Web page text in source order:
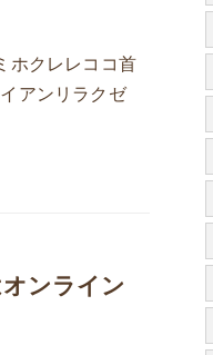
ホクレレココ首
アンリラクゼ
ンライン